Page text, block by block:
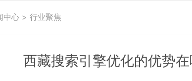
中心> 行业聚焦
西藏搜索引擎优化的优势在